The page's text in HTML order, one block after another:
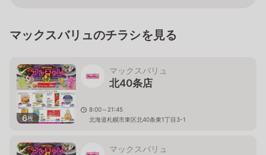
マックスバリュのチラシを見る
6枚
マックスバリュ
北40条店
8:00～21:45
北海道札幌市東区北40条東1丁目3-1
マックスバリュ